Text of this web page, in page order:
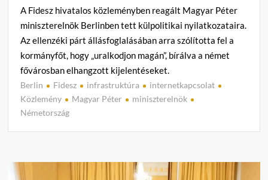
A Fidesz hivatalos közleményben reagált Magyar Péter
miniszterelnök Berlinben tett külpolitikai nyilatkozataira.
Az ellenzéki párt állásfoglalásában arra szólította fel a
kormányfőt, hogy „uralkodjon magán”, bírálva a német
fővárosban elhangzott kijelentéseket.
Berlin Fidesz infrastruktúra
internetkapcsolat
Közlemény
Magyar Péter
miniszterelnök
Németország
n